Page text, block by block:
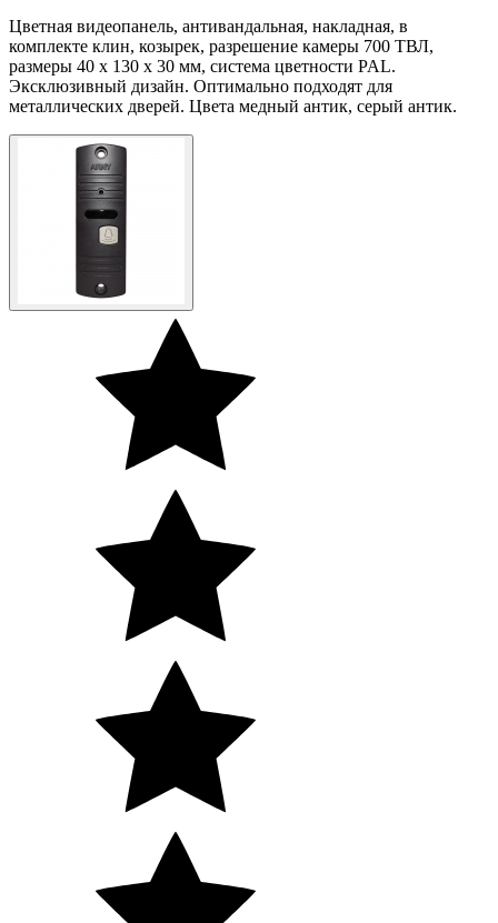
Цветная видеопанель, антивандальная, накладная, в
комплекте клин, козырек, разрешение камеры 700 ТВЛ,
размеры 40 х 130 х 30 мм, система цветности PAL.
Эксклюзивный дизайн. Оптимально подходят для
металлических дверей. Цвета медный антик, серый антик.